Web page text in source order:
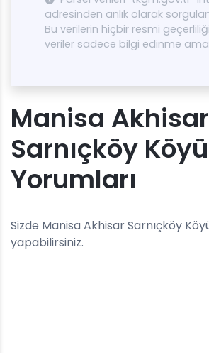
adresinden anlık olarak
Bu verilerin hiçbir resmi
veriler sadece bilgi edinme
Manisa Akhisar
Sarnıçköy Köyü
Yorumları
Sizde Manisa Akhisar Sarnıçköy
yapabilirsiniz.